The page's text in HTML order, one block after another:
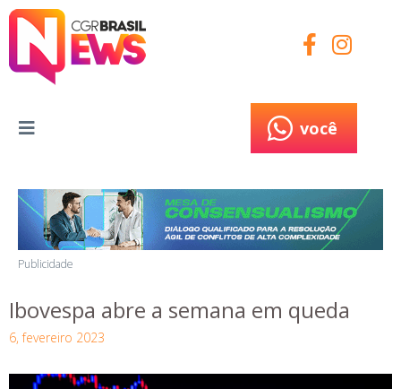
você
Publicidade
Ibovespa abre a semana em queda
6, fevereiro 2023